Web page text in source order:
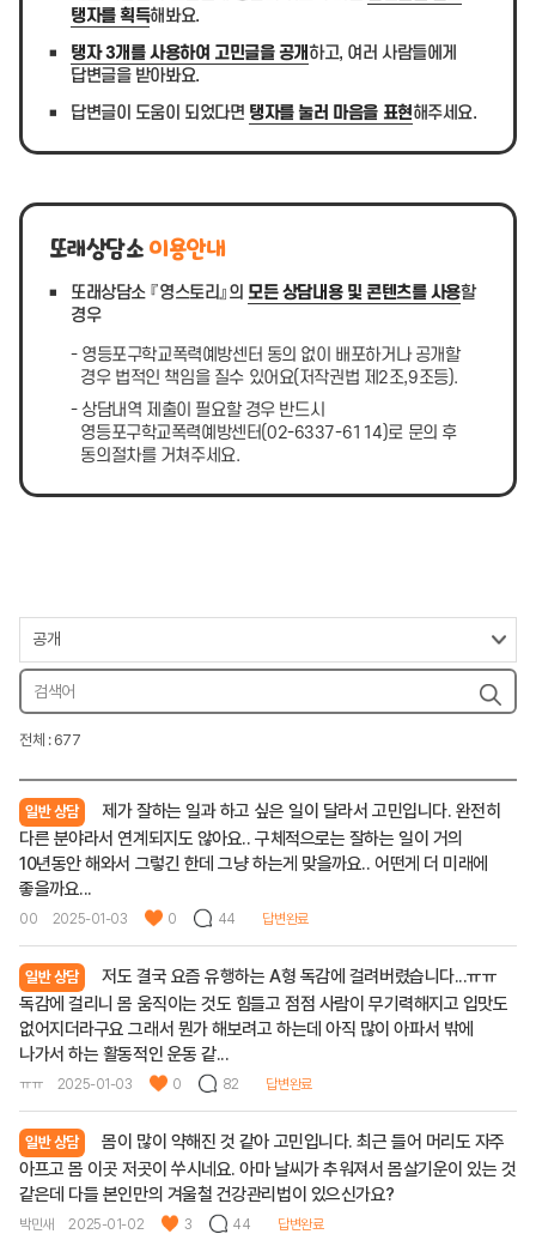
탱자를 획득해봐요.
탱자 3개를 사용하여 고민글을 공개 하고, 여러 사람들에게
답변글을 받아봐요.
답변글이 도움이 되었다면 탱자를 눌러 마음을 표현해주세요.
또래상담소 이용안내
또래상담소 『영스토리』의 모든 상담내용 및 콘텐츠를 사용할
경우
- 영등포구학교폭력예방센터 동의 없이 배포하거나 공개할
경우 법적인 책임을 질수 있어요(저작권법 제2조,9조등).
- 상담내역 제출이 필요할 경우 반드시
영등포구학교폭력예방센터(02-6337-6114)로 문의 후
동의절차를 거쳐주세요.
전체 : 677
일반 상담
제가 잘하는 일과 하고 싶은 일이 달라서 고민입니다. 완전히
다른 분야라서 연계되지도 않아요.. 구체적으로는 잘하는 일이 거의
10년동안 해와서 그렇긴 한데 그냥 하는게 맞을까요.. 어떤게 더 미래에
좋을까요...
00 2025-01-03 0 44 답변완료
일반 상담
저도 결국 요즘 유행하는 A형 독감에 걸려버렸습니다...ㅠㅠ
독감에 걸리니 몸 움직이는 것도 힘들고 점점 사람이 무기력해지고 입맛도
없어지더라구요 그래서 뭔가 해보려고 하는데 아직 많이 아파서 밖에
나가서 하는 활동적인 운동 같...
ㅠㅠ 2025-01-03 0 82 답변완료
일반 상담
몸이 많이 약해진 것 같아 고민입니다. 최근 들어 머리도 자주
아프고 몸 이곳 저곳이 쑤시네요. 아마 날씨가 추워져서 몸살기운이 있는 것
같은데 다들 본인만의 겨울철 건강관리법이 있으신가요?
박민새 2025-01-02 3 44 답변완료